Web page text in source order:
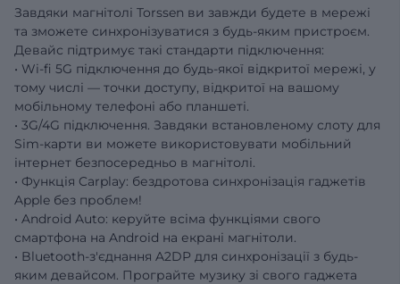
Завдяки магнітолі Torssen ви завжди будете в мережі
та зможете синхронізуватися з будь-яким пристроєм.
Девайс підтримує такі стандарти підключення:
• Wi-fi 5G підключення до будь-якої відкритої мережі, у
тому числі — точки доступу, відкритої на вашому
мобільному телефоні або планшеті.
• 3G/4G підключення. Завдяки встановленому слоту для
Sim-карти ви можете використовувати мобільний
інтернет безпосередньо в магнітолі.
• Функція Carplay: бездротова синхронізація гаджетів
Apple без проблем!
• Android Auto: керуйте всіма функціями свого
смартфона на Android на екрані магнітоли.
• Bluetooth-з'єднання A2DP для синхронізації з будь-
яким девайсом. Програйте музику зі свого гаджета